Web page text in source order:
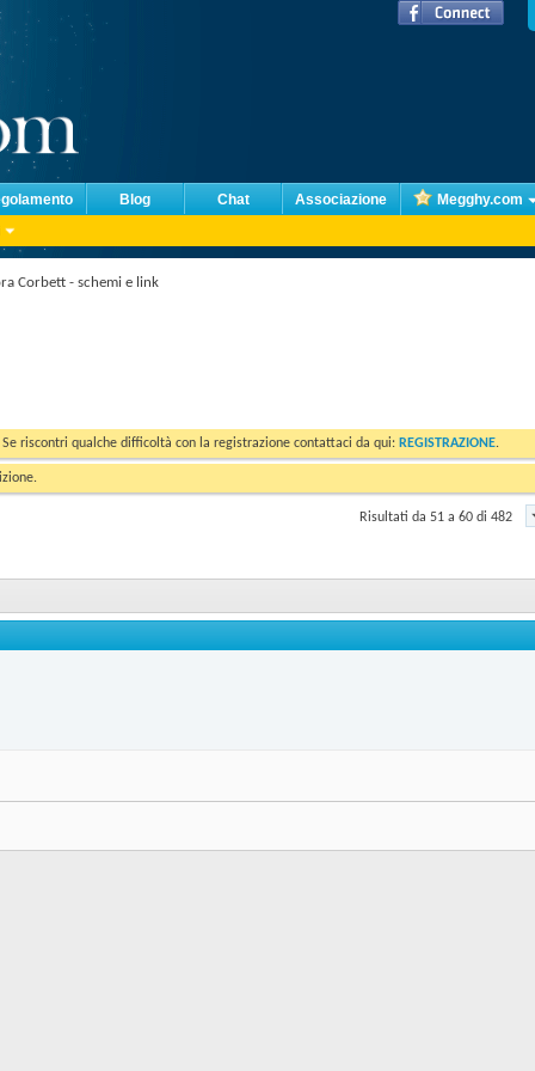
Blog Chat Associazione Megghy.com
Corbett - schemi e link
Se riscontri qualche difficoltà con la registrazione contattaci da qui: REGISTRAZIONE.
Risultati da 51 a 60 di 482